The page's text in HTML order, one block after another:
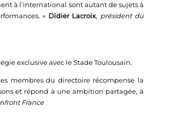
à l’international sont autant de sujets à
» Didier Lacroix, président du
exclusive avec le Stade Toulousain.
membres du directoire récompense la
et répond à une ambition partagée, à
France